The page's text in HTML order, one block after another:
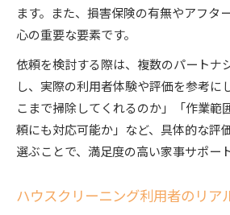
ます。また、損害保険の有無やアフタ
心の重要な要素です。
依頼を検討する際は、複数のパートナ
し、実際の利用者体験や評価を参考に
こまで掃除してくれるのか」「作業範
頼にも対応可能か」など、具体的な評
選ぶことで、満足度の高い家事サポー
ハウスクリーニング利用者のリア